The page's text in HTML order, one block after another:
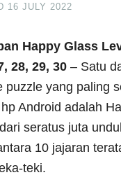
16 JULY 2022
Happy Glass
28, 29, 30 – Satu
puzzle yang paling
Android adalah
seratus juta
10 jajaran
teki.